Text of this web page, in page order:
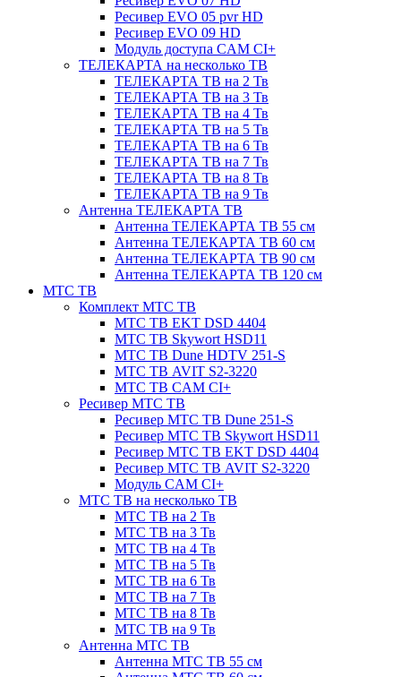
Ресивер EVO 05 pvr HD
Ресивер EVO 09 HD
Модуль доступа CAM CI+
ТЕЛЕКАРТА на несколько ТВ
ТЕЛЕКАРТА ТВ на 2 Тв
ТЕЛЕКАРТА ТВ на 3 Тв
ТЕЛЕКАРТА ТВ на 4 Тв
ТЕЛЕКАРТА ТВ на 5 Тв
ТЕЛЕКАРТА ТВ на 6 Тв
ТЕЛЕКАРТА ТВ на 7 Тв
ТЕЛЕКАРТА ТВ на 8 Тв
ТЕЛЕКАРТА ТВ на 9 Тв
Антенна ТЕЛЕКАРТА ТВ
Антенна ТЕЛЕКАРТА ТВ 55 см
Антенна ТЕЛЕКАРТА ТВ 60 см
Антенна ТЕЛЕКАРТА ТВ 90 см
Антенна ТЕЛЕКАРТА ТВ 120 см
МТС ТВ
Комплект МТС ТВ
МТС ТВ EKT DSD 4404
МТС ТВ Skywort HSD11
МТС ТВ Dune HDTV 251-S
МТС ТВ AVIT S2-3220
МТС ТВ CAM CI+
Ресивер МТС ТВ
Ресивер МТС ТВ Dune 251-S
Ресивер МТС ТВ Skywort HSD11
Ресивер МТС ТВ EKT DSD 4404
Ресивер МТС ТВ AVIT S2-3220
Модуль CAM CI+
МТС ТВ на несколько ТВ
МТС ТВ на 2 Тв
МТС ТВ на 3 Тв
МТС ТВ на 4 Тв
МТС ТВ на 5 Тв
МТС ТВ на 6 Тв
МТС ТВ на 7 Тв
МТС ТВ на 8 Тв
МТС ТВ на 9 Тв
Антенна МТС ТВ
Антенна МТС ТВ 55 см